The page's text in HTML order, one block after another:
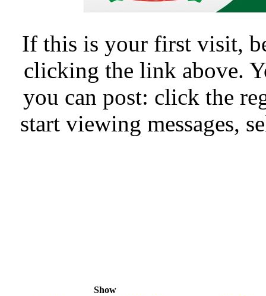
If this is your first visit,
clicking the link above.
you can post: click the
start viewing messages,
Show